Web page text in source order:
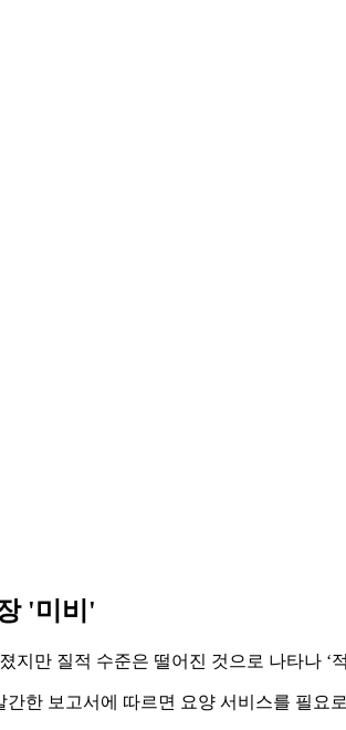
'미비'
지만 질적 수준은 떨어진 것으로 나타나 ‘
한 보고서에 따르면 요양 서비스를 필